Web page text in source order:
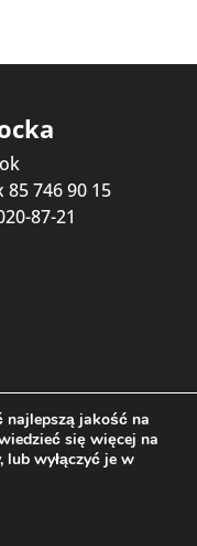
85 746 90 15
87-21
Białostocka
najlepszą jakość na
się więcej na
wyłączyć je w
panel powiadomień o